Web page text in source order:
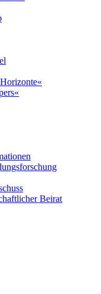
Beirat